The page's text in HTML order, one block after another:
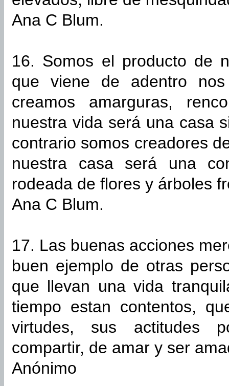
Ana C Blum.
16. Somos el producto de
que viene de adentro
creamos amarguras,
nuestra vida será una casa
contrario somos creadores
nuestra casa será una
rodeada de flores y árboles
Ana C Blum.
17. Las buenas acciones
buen ejemplo de otras
que llevan una vida
tiempo estan contentos,
virtudes, sus actitudes
compartir, de amar y ser
Anónimo